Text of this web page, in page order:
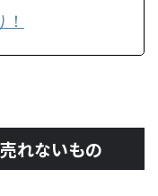
れないもの